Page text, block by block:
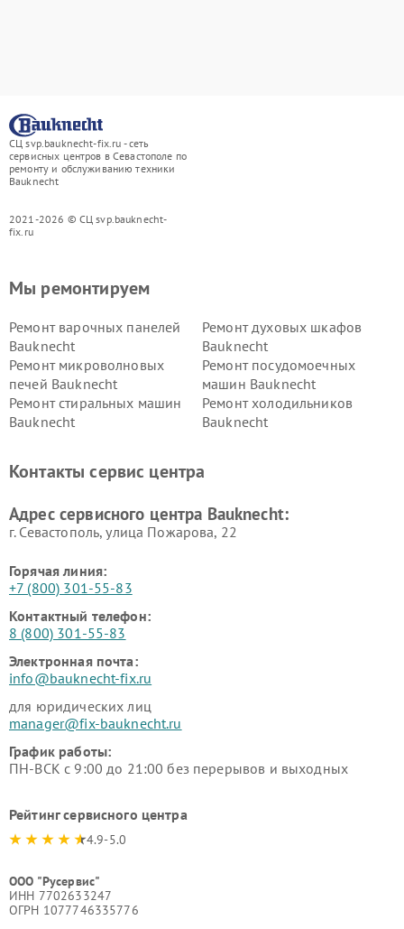
СЦ svp.bauknecht-fix.ru - сеть
сервисных центров в Севастополе по
ремонту и обслуживанию техники
Bauknecht
2021-2026 © СЦ svp.bauknecht-
fix.ru
Мы ремонтируем
Ремонт варочных панелей
Bauknecht
Ремонт духовых шкафов
Bauknecht
Ремонт микроволновых
печей Bauknecht
Ремонт посудомоечных
машин Bauknecht
Ремонт стиральных машин
Bauknecht
Ремонт холодильников
Bauknecht
Контакты сервис центра
Адрес сервисного центра Bauknecht:
г. Севастополь, улица Пожарова, 22
Горячая линия:
+7 (800) 301-55-83
Контактный телефон:
8 (800) 301-55-83
Электронная почта:
info@bauknecht-fix.ru
для юридических лиц
manager@fix-bauknecht.ru
График работы:
ПН-ВСК с 9:00 до 21:00 без перерывов и выходных
Рейтинг сервисного центра
4.9-5.0
ООО "Русервис"
ИНН 7702633247
ОГРН 1077746335776